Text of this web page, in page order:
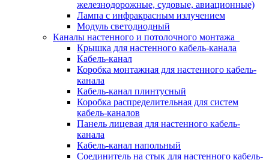
железнодорожные, судовые, авиационные)
Лампа с инфракрасным излучением
Модуль светодиодный
Каналы настенного и потолочного монтажа
Крышка для настенного кабель-канала
Кабель-канал
Коробка монтажная для настенного кабель-
канала
Кабель-канал плинтусный
Коробка распределительная для систем
кабель-каналов
Панель лицевая для настенного кабель-
канала
Кабель-канал напольный
Соединитель на стык для настенного кабель-